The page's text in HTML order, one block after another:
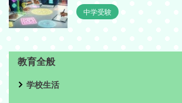
中学受験
教育全般
学校生活